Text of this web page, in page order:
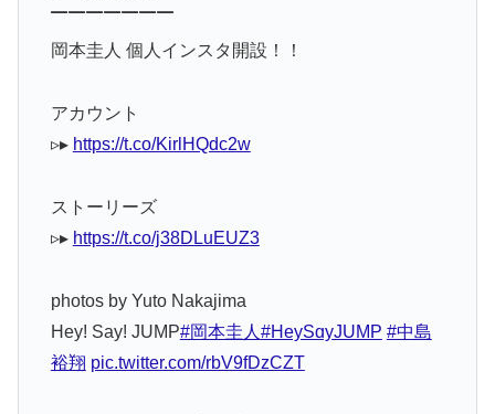
▔▔▔▔▔▔▔
岡本圭人 個人インスタ開設！！
アカウント
▹▸ https://t.co/KirlHQdc2w
ストーリーズ
▹▸ https://t.co/j38DLuEUZ3
photos by Yuto Nakajima
Hey! Say! JUMP#岡本圭人 #HeySɑyJUMP #中島
裕翔 pic.twitter.com/rbV9fDzCZT